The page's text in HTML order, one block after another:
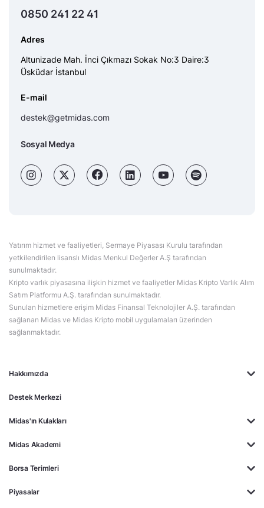
Hakkımızda
Destek Merkezi
Midas'ın Kulakları
Midas Akademi
Borsa Terimleri
Piyasalar
0850 241 22 41
Adres
Altunizade Mah. İnci Çıkmazı Sokak No:3 Daire:3
Üsküdar İstanbul
E-mail
destek@getmidas.com
Sosyal Medya
Yatırım hizmet ve faaliyetleri, Sermaye Piyasası Kurulu tarafından
yetkilendirilen lisanslı Midas Menkul Değerler A.Ş tarafından
sunulmaktadır.
Kripto varlık piyasasına ilişkin hizmet ve faaliyetler Midas Kripto Varlık Alım
Satım Platformu A.Ş. tarafından sunulmaktadır.
Sunulan hizmetlere erişim Midas Finansal Teknolojiler A.Ş. tarafından
sağlanan Midas ve Midas Kripto mobil uygulamaları üzerinden
sağlanmaktadır.